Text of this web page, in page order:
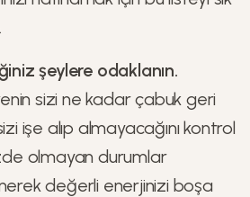
şeylere odaklanın.
sizi ne kadar çabuk geri
işe alıp almayacağını kontrol
olmayan durumlar
değerli enerjinizi boşa